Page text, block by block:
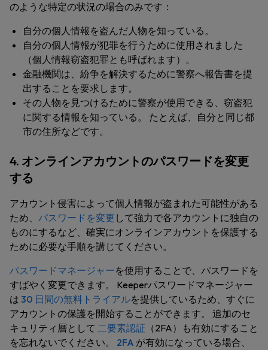
のような特定の状況の場合のみです：
自分の個人情報を盗んだ人物を知っている。
自分の個人情報が犯罪を行うために使用されました
（個人情報窃盗犯罪とも呼ばれます）。
金融機関は、紛争を解決するために警察へ報告書を提
出することを要求します。
その人物を見つけるために警察が使用できる、窃盗犯
に関する情報を知っている。 たとえば、自分と同じ都
市の住所などです。
4. オンラインアカウントのパスワードを変更
する
アカウント侵害によって個人情報が盗まれた可能性がある
ため、 パスワードを変更 して強力で各アカウントに独自の
ものにするなど、確実にオンラインアカウントを保護する
ために必要な手順を講じてください。
パスワードマネージャーを使用することで、パスワードを
すばやく変更できます。 Keeperパスワードマネージャー
は 30 日間の無料トライアルを提供しているため、すぐに
アカウントの保護を開始することができます。 追加のセ
キュリティ層として 二要素認証 （2FA）も有効にすること
を忘れないでください。 2FA が有効になっている場合、